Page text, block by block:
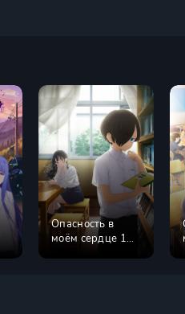
Опасность в
моём сердце 1